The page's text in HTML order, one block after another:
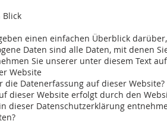
Blick
einen einfachen Überblick
Daten sind alle Daten, mit denen
Sie unserer unter diesem Text
Website
Datenerfassung auf dieser Website?
dieser Website erfolgt durch den
dieser Datenschutzerklärung